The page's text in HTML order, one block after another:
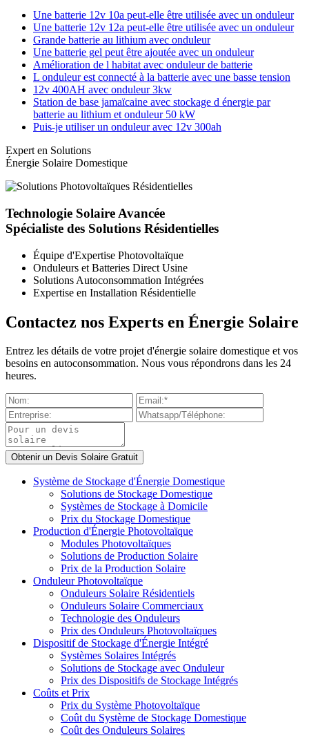
Une batterie 12v 10a peut-elle être utilisée avec un onduleur
Une batterie 12v 12a peut-elle être utilisée avec un onduleur
Grande batterie au lithium avec onduleur
Une batterie gel peut être ajoutée avec un onduleur
Amélioration de l habitat avec onduleur de batterie
L onduleur est connecté à la batterie avec une basse tension
12v 400AH avec onduleur 3kw
Station de base jamaïcaine avec stockage d énergie par
batterie au lithium et onduleur 50 kW
Puis-je utiliser un onduleur avec 12v 300ah
Expert en Solutions
Énergie Solaire Domestique
Technologie Solaire Avancée
Spécialiste des Solutions Résidentielles
Équipe d'Expertise Photovoltaïque
Onduleurs et Batteries Direct Usine
Solutions Autoconsommation Intégrées
Expertise en Installation Résidentielle
Contactez nos Experts en Énergie Solaire
Entrez les détails de votre projet d'énergie solaire domestique et vos
besoins en autoconsommation. Nous vous répondrons dans les 24
heures.
Système de Stockage d'Énergie Domestique
Solutions de Stockage Domestique
Systèmes de Stockage à Domicile
Prix du Stockage Domestique
Production d'Énergie Photovoltaïque
Modules Photovoltaïques
Solutions de Production Solaire
Prix de la Production Solaire
Onduleur Photovoltaïque
Onduleurs Solaire Résidentiels
Onduleurs Solaire Commerciaux
Technologie des Onduleurs
Prix des Onduleurs Photovoltaïques
Dispositif de Stockage d'Énergie Intégré
Systèmes Solaires Intégrés
Solutions de Stockage avec Onduleur
Prix des Dispositifs de Stockage Intégrés
Coûts et Prix
Prix du Système Photovoltaïque
Coût du Système de Stockage Domestique
Coût des Onduleurs Solaires